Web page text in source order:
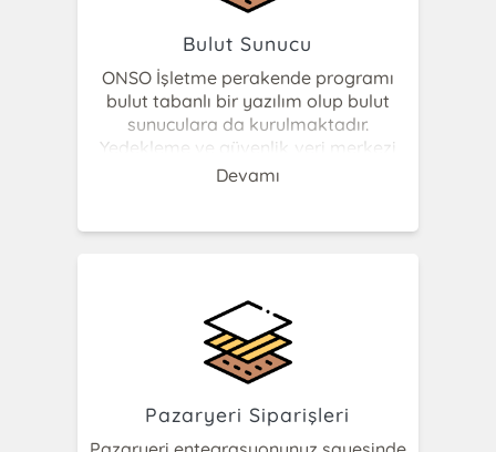
hakkedişinden kaynaklanan puanları
kullanmasını sağlayabilirsiniz. Puan
ve sadakat kartı uygulaması mobil ve
web uygulaması ile beraber
çalıştırılabilir.
Bulut Sunucu
ONSO İşletme perakende programı
bulut tabanlı bir yazılım olup bulut
sunuculara da kurulmaktadır.
Yedekleme ve güvenlik veri merkezi
tarafında sağlanmaktadır. Aylık/Yıllık
web tabanlı uygulamamız ile online
depolama imkanı elde edilmiş olup
online olarak internetin olduğu her
noktadan programa ulaşmak
mümkün olacaktır.
Devamı
Pazaryeri Siparişleri